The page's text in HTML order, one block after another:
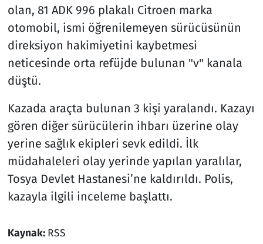
olan, 81 ADK 996 plakalı Citroen marka
otomobil, ismi öğrenilemeyen sürücüsünün
direksiyon hakimiyetini kaybetmesi
neticesinde orta refüjde bulunan "v" kanala
düştü.
Kazada araçta bulunan 3 kişi yaralandı. Kazayı
gören diğer sürücülerin ihbarı üzerine olay
yerine sağlık ekipleri sevk edildi. İlk
müdahaleleri olay yerinde yapılan yaralılar,
Tosya Devlet Hastanesi’ne kaldırıldı. Polis,
kazayla ilgili inceleme başlattı.
Kaynak: RSS